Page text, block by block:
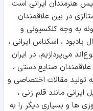
هنرمندان ایرانی است.
در بین علاقمندان
به وجه کلکسیونی و
یادبود ، اسکناس ایرانی ،
می‌پردازیم. در ایران
صنایع دستی ،
تولید مقالات اختصاصی و
ایرانی مانندقلم زنی ،
ها و بسیاری دیگر را به